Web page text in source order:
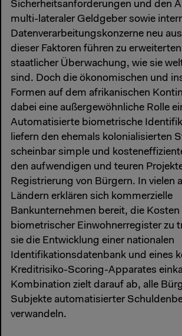
Sicherheitsanforderungen und den
multi-lateraler Geldgeber sowie
Datenverarbeitungskonzerne neu
dieser Faktoren führen zu
staatlicher Überwachung, wie sie
sind. Doch die ökonomischen und
Formen auf dem afrikanischen
dabei eine außergewöhnliche Rolle
Automatisierte biometrische
liefern den ehemals kolonialisierten
scheinbar simple und
den aufwendigen und teuren
Registrierung von Bürgern. In vielen
Ländern erklären sich kommerzielle
Bankunternehmen bereit, die
biometrischer Einwohnerregister zu
sie die Entwicklung einer nationalen
Identifikationsdatenbank und eines
Kreditrisiko-Scoring-Apparates
Kombination zielt darauf ab, alle
Subjekte automatisierter
verwandeln.